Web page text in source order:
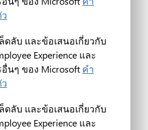
ลับ และข้อเสนอเกี่ยวกับ
Experience และ
ๆ ของ Microsoft คำ
ลับ และข้อเสนอเกี่ยวกับ
Experience และ